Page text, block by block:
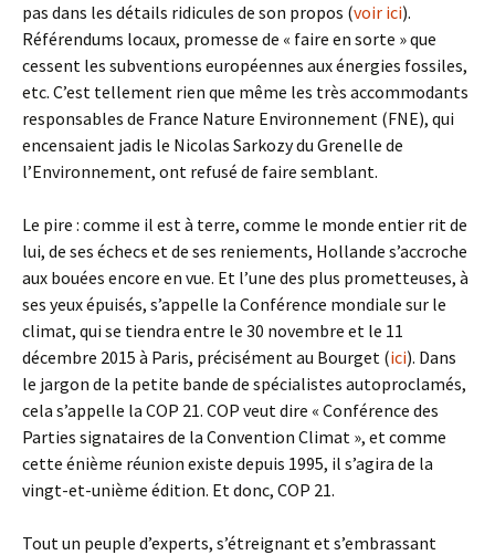
pas dans les détails ridicules de son propos (voir ici).
Référendums locaux, promesse de « faire en sorte » que
cessent les subventions européennes aux énergies fossiles,
etc. C’est tellement rien que même les très accommodants
responsables de France Nature Environnement (FNE), qui
encensaient jadis le Nicolas Sarkozy du Grenelle de
l’Environnement, ont refusé de faire semblant.
Le pire : comme il est à terre, comme le monde entier rit de
lui, de ses échecs et de ses reniements, Hollande s’accroche
aux bouées encore en vue. Et l’une des plus prometteuses, à
ses yeux épuisés, s’appelle la Conférence mondiale sur le
climat, qui se tiendra entre le 30 novembre et le 11
décembre 2015 à Paris, précisément au Bourget (ici). Dans
le jargon de la petite bande de spécialistes autoproclamés,
cela s’appelle la COP 21. COP veut dire « Conférence des
Parties signataires de la Convention Climat », et comme
cette énième réunion existe depuis 1995, il s’agira de la
vingt-et-unième édition. Et donc, COP 21.
Tout un peuple d’experts, s’étreignant et s’embrassant